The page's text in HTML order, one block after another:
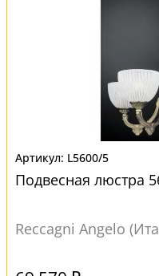
L5600/5
Подвесная люстра
Reccagni Angelo